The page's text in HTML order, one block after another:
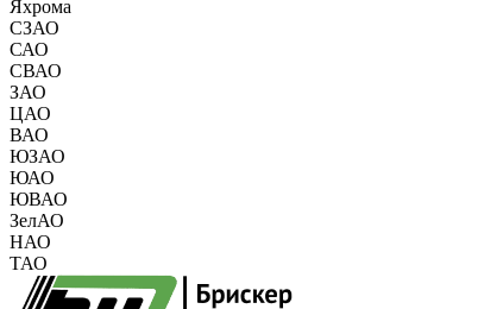
Яхрома
СЗАО
САО
СВАО
ЗАО
ЦАО
ВАО
ЮЗАО
ЮАО
ЮВАО
ЗелАО
НАО
ТАО